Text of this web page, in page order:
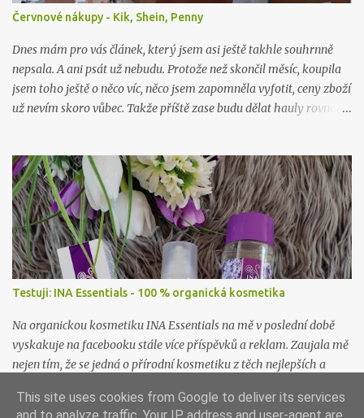
Červnové nákupy - Kik, Shein, Penny
Dnes mám pro vás článek, který jsem asi ještě takhle souhrnně
nepsala. A ani psát už nebudu. Protože než skončil měsíc, koupila
jsem toho ještě o něco víc, něco jsem zapomněla vyfotit, ceny zboží
už nevím skoro vůbec. Takže příště zase budu dělat hauly rovnou
Testuji: INA Essentials - 100 % organická kosmetika
Na organickou kosmetiku INA Essentials na mě v poslední době
vyskakuje na facebooku stále více příspěvků a reklam. Zaujala mě
nejen tím, že se jedná o přírodní kosmetiku z těch nejlepších a
takové já ráda podpořím a samozřejmě i vyzkouším. Proto jsem
This site uses cookies from Google to deliver its services